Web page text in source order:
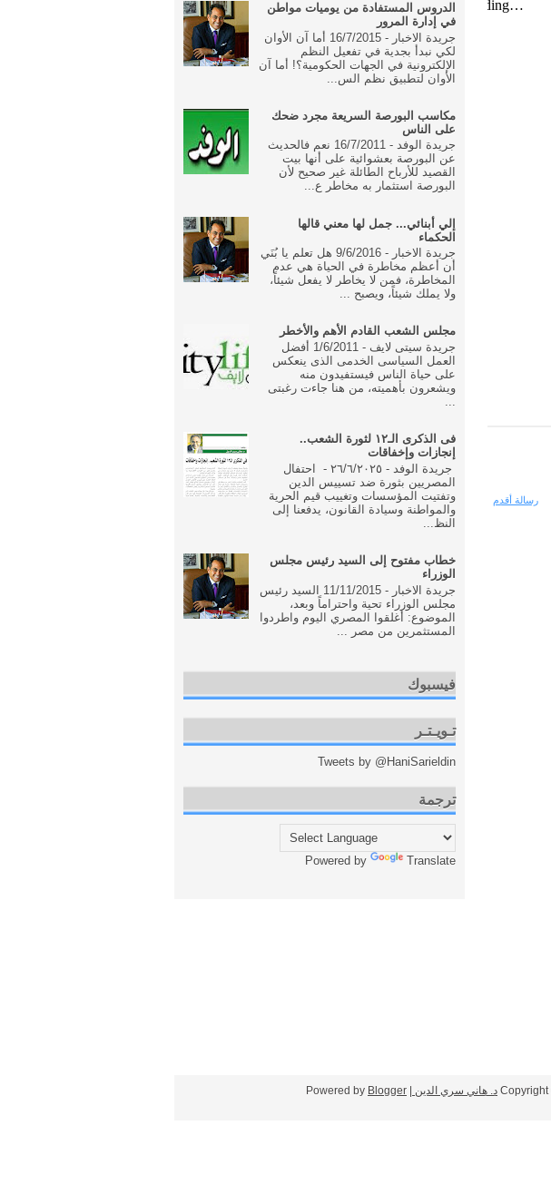
رسالة أقدم
الدروس المستفادة من يوميات مواطن
في إدارة المرور
جريدة الاخبار - 16/7/2015 أما آن الأوان
لكي نبدأ بجدية في تفعيل النظم
الإلكترونية في الجهات الحكومية؟! أما آن
الأوان لتطبيق نظم الس...
مكاسب البورصة السريعة مجرد ضحك
على الناس
جريدة الوفد - 16/7/2011 نعم فالحديث
عن البورصة بعشوائية على أنها بيت
القصيد للأرباح الطائلة غير صحيح لأن
البورصة استثمار به مخاطر ع...
إلي أبنائي... جمل لها معني قالها
الحكماء
جريدة الاخبار - 9/6/2016 هل تعلم يا بُنَي
أن أعظم مخاطرة في الحياة هي عدم
المخاطرة، فمن لا يخاطر لا يفعل شيئاً،
ولا يملك شيئاً، ويصبح ...
مجلس الشعب القادم الأهم والأخطر
جريدة سيتى لايف - 1/6/2011 أفضل
العمل السياسى الخدمى الذى ينعكس
على حياة الناس فيستفيدون منه
ويشعرون بأهميته، من هنا جاءت رغبتى
فى الذكرى الـ١٢ لثورة الشعب..
إنجازات وإخفاقات
جريدة الوفد - ٢٦/٦/٢٠٢٥ - احتفال
المصريين بثورة ضد تسييس الدين
وتفتيت المؤسسات وتغييب قيم الحرية
والمواطنة وسيادة القانون، يدفعنا إلى
النظ...
خطاب مفتوح إلى السيد رئيس مجلس
الوزراء
جريدة الاخبار - 11/11/2015 السيد رئيس
مجلس الوزراء تحية واحتراماً وبعد،
الموضوع: أغلقوا المصري اليوم واطردوا
المستثمرين من مصر ...
فيسبوك
تـويـتـر
Tweets by @HaniSarieldin
ترجمة
Powered by Translate
د. هاني سري الدين | Powered by
Blogger